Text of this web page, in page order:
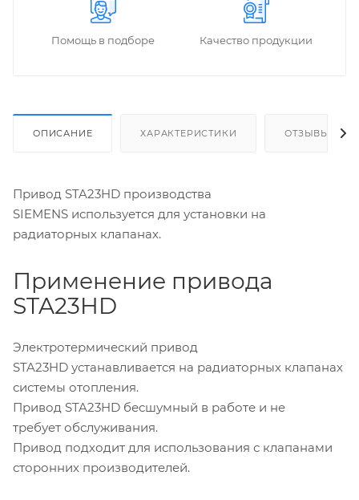
Помощь в подборе Качество продукции
ОПИСАНИЕ ХАРАКТЕРИСТИКИ ОТЗЫВЫ
Привод STA23HD производства
SIEMENS используется для установки на
радиаторных клапанах.
Применение привода
STA23HD
Электротермический привод
STA23HD устанавливается на радиаторных клапанах
системы отопления.
Привод STA23HD бесшумный в работе и не
требует обслуживания.
Привод подходит для использования с клапанами
сторонних производителей.